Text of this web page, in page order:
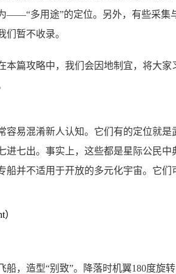
——“多用途”的定位。另外，有些采集
们暂不收录。
本篇攻略中，我们会因地制宜，将大
容易混淆新人认知。它们有的定位就
进七出。事实上，这些都是星际公民
船并不适用于开放的多元化宇宙。它
船，造型“别致”。降落时机翼180度旋